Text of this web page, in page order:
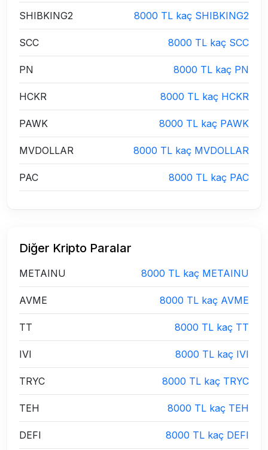
SHIBKING2 8000 TL kaç SHIBKING2
SCC 8000 TL kaç SCC
PN 8000 TL kaç PN
HCKR 8000 TL kaç HCKR
PAWK 8000 TL kaç PAWK
MVDOLLAR 8000 TL kaç MVDOLLAR
PAC 8000 TL kaç PAC
Diğer Kripto Paralar
METAINU 8000 TL kaç METAINU
AVME 8000 TL kaç AVME
TT 8000 TL kaç TT
IVI 8000 TL kaç IVI
TRYC 8000 TL kaç TRYC
TEH 8000 TL kaç TEH
DEFI 8000 TL kaç DEFI